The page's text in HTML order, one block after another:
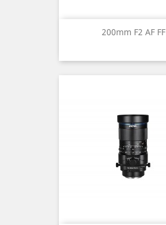
200mm F2 AF FF